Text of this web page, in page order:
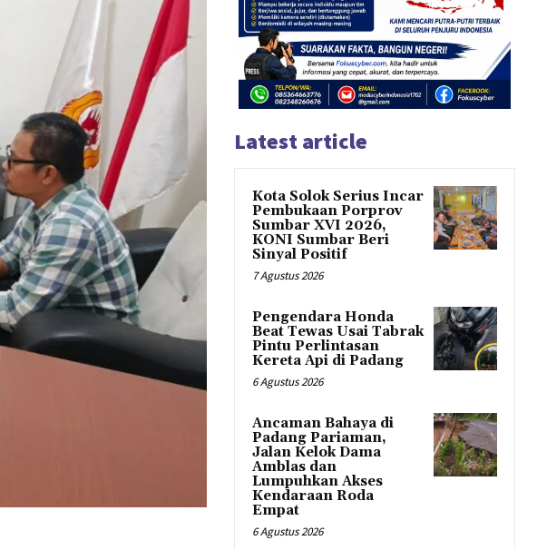
Latest article
Kota Solok Serius Incar
Pembukaan Porprov
Sumbar XVI 2026,
KONI Sumbar Beri
Sinyal Positif
7 Agustus 2026
Pengendara Honda
Beat Tewas Usai Tabrak
Pintu Perlintasan
Kereta Api di Padang
6 Agustus 2026
Ancaman Bahaya di
Padang Pariaman,
Jalan Kelok Dama
Amblas dan
Lumpuhkan Akses
Kendaraan Roda
Empat
6 Agustus 2026